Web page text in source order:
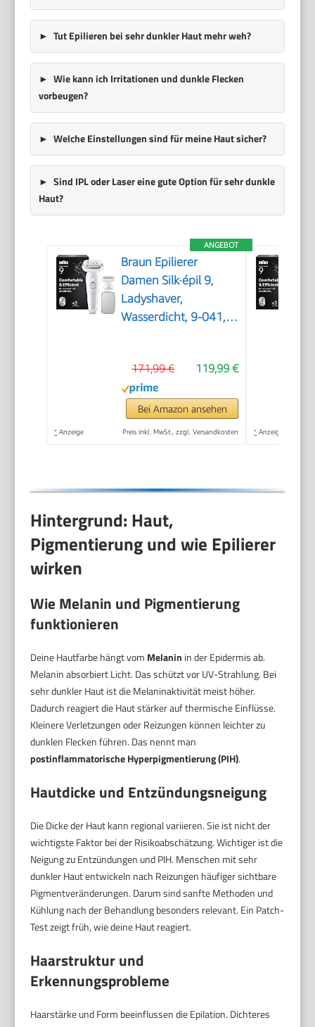
Tut Epilieren bei sehr dunkler Haut mehr weh?
Wie kann ich Irritationen und dunkle Flecken
vorbeugen?
Welche Einstellungen sind für meine Haut sicher?
Sind IPL oder Laser eine gute Option für sehr dunkle
Haut?
ANGEBOT
Braun Epilierer
Damen Silk·épil 9,
Ladyshaver,
Wasserdicht, 9-041,
119,99 €
171,99 €
Bei Amazon ansehen
* Anzeige Preis inkl. MwSt., zzgl. Versandkosten * Anzeige
Hintergrund: Haut,
Pigmentierung und wie Epilierer
wirken
Wie Melanin und Pigmentierung
funktionieren
Deine Hautfarbe hängt vom Melanin in der Epidermis ab.
Melanin absorbiert Licht. Das schützt vor UV-Strahlung. Bei
sehr dunkler Haut ist die Melaninaktivität meist höher.
Dadurch reagiert die Haut stärker auf thermische Einflüsse.
Kleinere Verletzungen oder Reizungen können leichter zu
dunklen Flecken führen. Das nennt man
postinflammatorische Hyperpigmentierung (PIH).
Hautdicke und Entzündungsneigung
Die Dicke der Haut kann regional variieren. Sie ist nicht der
wichtigste Faktor bei der Risikoabschätzung. Wichtiger ist die
Neigung zu Entzündungen und PIH. Menschen mit sehr
dunkler Haut entwickeln nach Reizungen häufiger sichtbare
Pigmentveränderungen. Darum sind sanfte Methoden und
Kühlung nach der Behandlung besonders relevant. Ein Patch-
Test zeigt früh, wie deine Haut reagiert.
Haarstruktur und
Erkennungsprobleme
Haarstärke und Form beeinflussen die Epilation. Dichteres